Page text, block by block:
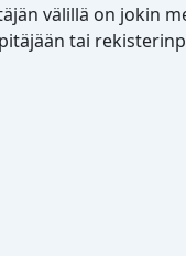
välillä on jokin
tai